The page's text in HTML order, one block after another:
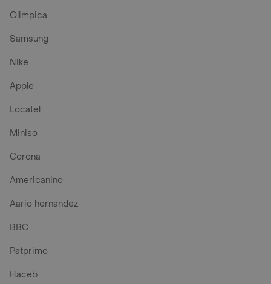
Olimpica
Samsung
Nike
Apple
Locatel
Miniso
Corona
Americanino
Aario hernandez
BBC
Patprimo
Haceb